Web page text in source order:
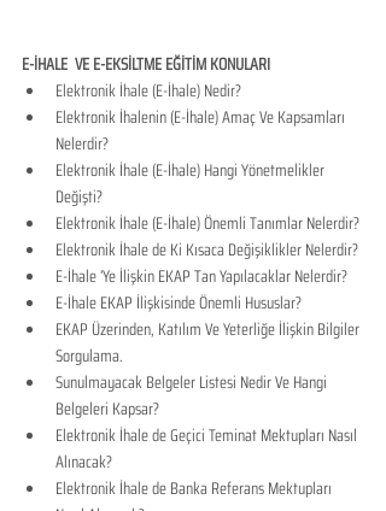
E-İHALE  VE E-EKSİLTME EĞİTİM KONULARI​
​Elektronik İhale (E-İhale) Nedir?
Elektronik İhalenin (E-İhale) Amaç Ve Kapsamları
Nelerdir?
Elektronik İhale (E-İhale) Hangi Yönetmelikler
Değişti?
Elektronik İhale (E-İhale) Önemli Tanımlar Nelerdir?
Elektronik İhale de Ki Kısaca Değişiklikler Nelerdir?
E-İhale ’Ye İlişkin EKAP Tan Yapılacaklar Nelerdir?
E-İhale EKAP İlişkisinde Önemli Hususlar?
EKAP Üzerinden, Katılım Ve Yeterliğe İlişkin Bilgiler
Sorgulama.
Sunulmayacak Belgeler Listesi Nedir Ve Hangi
Belgeleri Kapsar?
Elektronik İhale de Geçici Teminat Mektupları Nasıl
Alınacak?
Elektronik İhale de Banka Referans Mektupları